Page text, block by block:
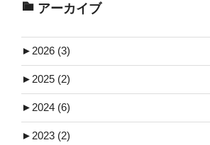
アーカイブ
► 2026 (3)
► 2025 (2)
► 2024 (6)
► 2023 (2)